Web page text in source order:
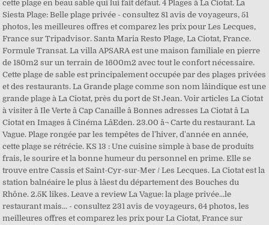
cette plage en beau sable qui lui fait défaut. 4 Plages à La Ciotat. La
Siesta Plage: Belle plage privée - consultez 81 avis de voyageurs, 51
photos, les meilleures offres et comparez les prix pour Les Lecques,
France sur Tripadvisor. Santa Maria Resto Plage, La Ciotat, France.
Formule Transat. La villa APSARA est une maison familiale en pierre
de 180m2 sur un terrain de 1600m2 avec tout le confort nécessaire.
Cette plage de sable est principalement occupée par des plages privées
et des restaurants. La Grande plage comme son nom lâindique est une
grande plage à La Ciotat, près du port de St Jean. Voir articles La Ciotat
à visiter â Ile Verte â Cap Canaille â Bonnes adresses La Ciotat â La
Ciotat en Images â Cinéma LâEden. 23.00 â¬ Carte du restaurant. La
Vague. Plage rongée par les tempêtes de l'hiver, d'année en année,
cette plage se rétrécie. KS 13 : Une cuisine simple à base de produits
frais, le sourire et la bonne humeur du personnel en prime. Elle se
trouve entre Cassis et Saint-Cyr-sur-Mer / Les Lecques. La Ciotat est la
station balnéaire le plus à lâest du département des Bouches du
Rhône. 2.5K likes. Leave a review La Vague: la plage privée...le
restaurant mais... - consultez 231 avis de voyageurs, 64 photos, les
meilleures offres et comparez les prix pour La Ciotat, France sur